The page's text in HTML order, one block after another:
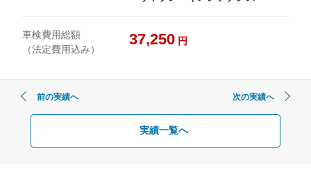
車検費用総額
（法定費用込み）
37,250 円
前の実績へ 次の実績へ
実績一覧へ